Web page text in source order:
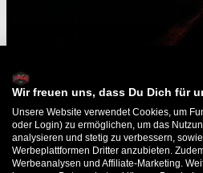
Erstellt von T. Gentsch |News
Lacey Baker
Wir freuen uns, dass Du Dich für
Unsere Website verwendet Cookies, um
oder Login) zu ermöglichen, um das
analysieren und stetig zu verbessern,
Werbeplattformen Dritter anzubieten.
Werbeanalysen und Affiliate-Marketing.